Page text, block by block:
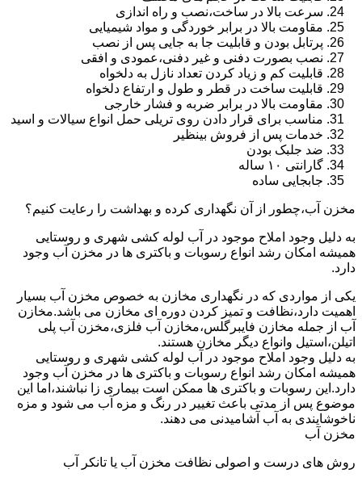
سرعت بالا در ساخت،نصب و راه اندازی
مقاومت بالا در برابر خوردگی و مواد شیمیایی
پرتابل بودن و قابلیت جا به جایی پس از نصب
نصب بصورت دفنی و غیر دفنی،عمودی و افقی
قابلیت کم و زیاد کردن تعداد نازل به دلخواه
قابلیت ساخت در قطر و طول و ارتفاع دلخواه
مقاومت بالا در برابر ضربه و فشار خارجی
مناسب برای قرار دادن روی تریلی حمل انواع سیالات و اسید
خدمات پس از فروش بینظیر
ضد جلبک بودن
گارانتی ۱۰ ساله
جابجایی ساده
مخزن آب،چطور از آن نگهداری کرده و بهداشت را رعایت کنیم؟
به دلیل وجود املاح موجود در آب لوله کشی شهری و روستایی
همیشه امکان رشد انواع رسوبات و باکتری ها در مخزن آب وجود
دارد.
یکی از مواردی که در نگهداری مخازن به خصوص مخزن آب بسیار
اهمیت دارد،نظافت و تمیز کردن دوره ای مخازن می باشد.مخازن
آب از جمله مخازن فایبرگلس،مخازن آب فلزی،مخزن آب پلی
اتیلن،استیل وانواع دیگر مخازن هستند.
به دلیل وجود املاح موجود در آب لوله کشی شهری و روستایی
همیشه امکان رشد انواع رسوبات و باکتری ها در مخزن آب وجود
دارد.این رسوبات و باکتری ها ممکن است بیماری زا نباشند،اما این
موضوع پس از مدتی باعث تغییر در رنگ و مزه آب می شود و مزه
ناخوشایندی به آب آشامیدنی می دهند.
مخزن آب
روش های درست و اصولی نظافت مخزن آب یا تانکر آب